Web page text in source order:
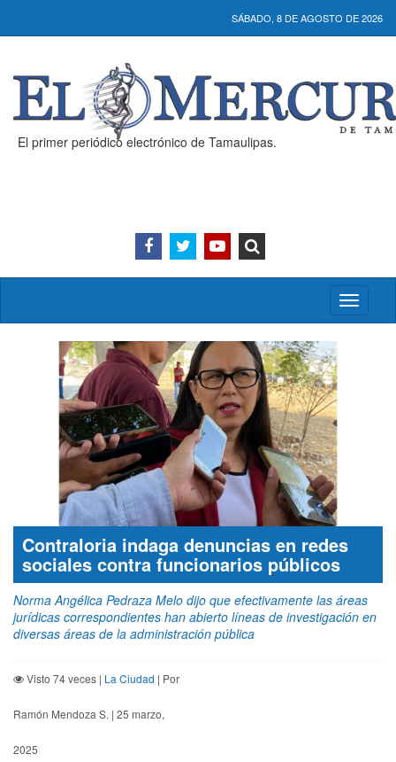
SÁBADO, 8 DE AGOSTO DE 2026
El primer periódico electrónico de Tamaulipas.
Activar/
menú
Contraloria indaga denuncias en redes
sociales contra funcionarios públicos
Norma Angélica Pedraza Melo dijo que efectivamente las áreas
jurídicas correspondientes han abierto líneas de investigación en
diversas áreas de la administración pública
Visto 74 veces | La Ciudad | Por
Ramón Mendoza S. | 25 marzo,
2025